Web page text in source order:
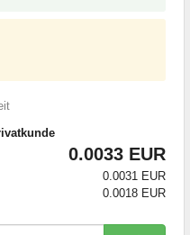
0.0033 EUR
0.0031 EUR
0.0018 EUR